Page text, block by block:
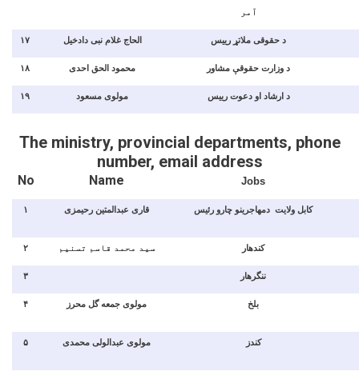
آمر
۱۷ الحاج غلام نبی دادخیل د حقوقی ملاتړ رییس
۱۸ محمود الحق احدی د وزارت حقوقې مشاور
۱۹ مولوی مسعود د ارشاد او دعوت رییس
The ministry, provincial departments, phone
number, email address
No Name Jobs
۱ قاری عبدالمتین رحیمزی کابل ولايت دمهاجرینو چارو رئيس
۲ سید محمد قاسم تسنیم کندهار
۳ ننگرهار
۴ مولوی جمعه گل محرز بلخ
۵ مولوی عبدالولی محمدی کندز